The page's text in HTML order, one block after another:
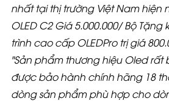
nhất tại thị trường Việt Nam hiện
OLED C2 Giá 5.000.000/ Bộ
trình cao cấp OLEDPro trị giá
"Sản phẩm thương hiệu Oled rất
được bảo hành chính hãng 18
dòng sản phẩm phù hợp cho